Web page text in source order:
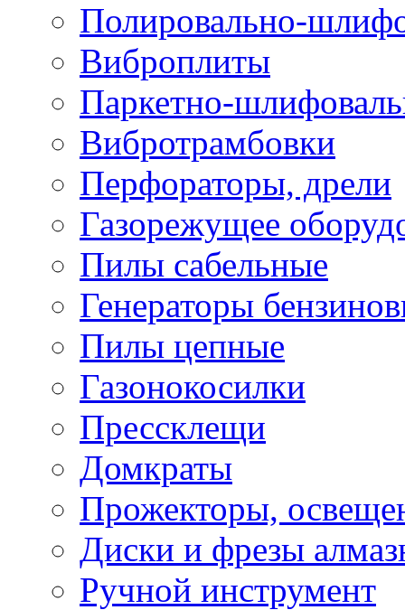
Полировально-
Виброплиты
Паркетно-
Вибротрамбовки
Перфораторы, дрели
Газорежущее
Пилы сабельные
Генераторы
Пилы цепные
Газонокосилки
Прессклещи
Домкраты
Прожекторы,
Диски и фрезы
Ручной инструмент